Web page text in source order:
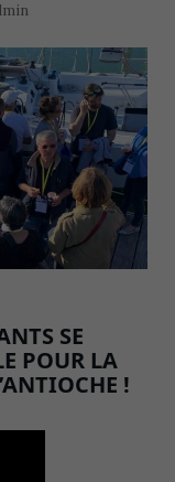
SE
POUR LA
!